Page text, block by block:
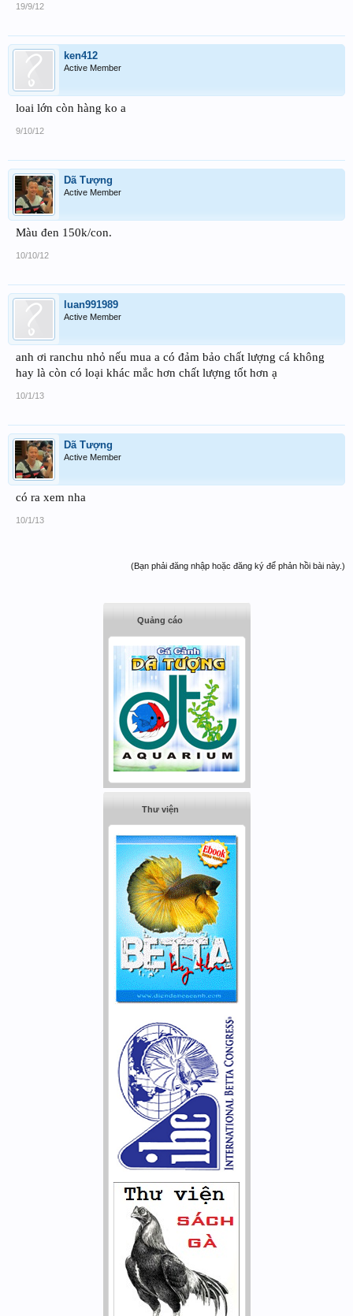
19/9/12
ken412
Active Member
loai lớn còn hàng ko a
9/10/12
Dã Tượng
Active Member
Màu đen 150k/con.
10/10/12
luan991989
Active Member
anh ơi ranchu nhỏ nếu mua a có đảm bảo chất lượng cá không
hay là còn có loại khác mắc hơn chất lượng tốt hơn ạ
10/1/13
Dã Tượng
Active Member
có ra xem nha
10/1/13
(Bạn phải đăng nhập hoặc đăng ký để phản hồi bài này.)
Quảng cáo
Thư viện